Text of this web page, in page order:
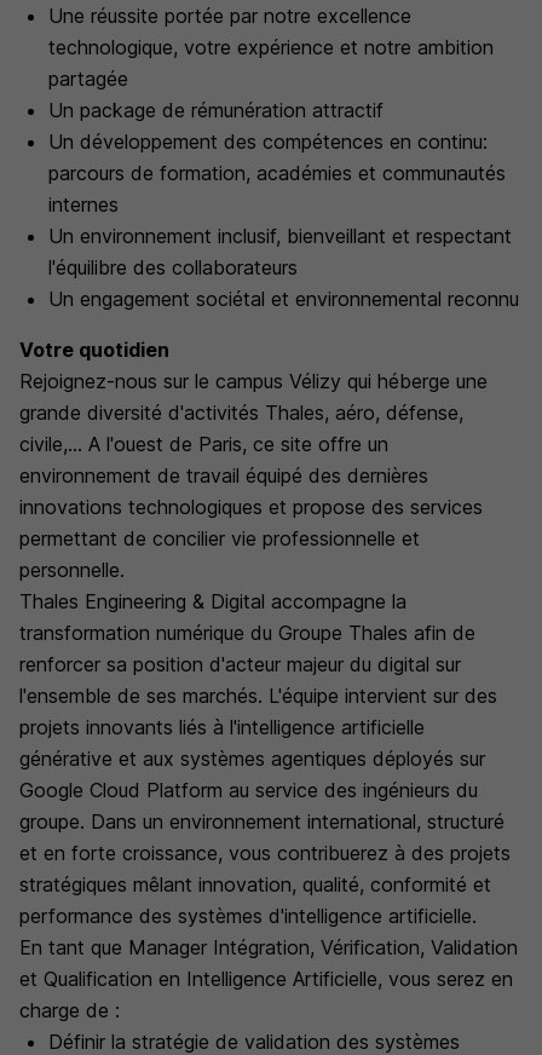
Une réussite portée par notre excellence
technologique, votre expérience et notre ambition
partagée
Un package de rémunération attractif
Un développement des compétences en continu:
parcours de formation, académies et communautés
internes
Un environnement inclusif, bienveillant et respectant
l'équilibre des collaborateurs
Un engagement sociétal et environnemental reconnu
Votre quotidien
Rejoignez-nous sur le campus Vélizy qui héberge une
grande diversité d'activités Thales, aéro, défense,
civile,... A l'ouest de Paris, ce site offre un
environnement de travail équipé des dernières
innovations technologiques et propose des services
permettant de concilier vie professionnelle et
personnelle.
Thales Engineering & Digital accompagne la
transformation numérique du Groupe Thales afin de
renforcer sa position d'acteur majeur du digital sur
l'ensemble de ses marchés. L'équipe intervient sur des
projets innovants liés à l'intelligence artificielle
générative et aux systèmes agentiques déployés sur
Google Cloud Platform au service des ingénieurs du
groupe. Dans un environnement international, structuré
et en forte croissance, vous contribuerez à des projets
stratégiques mêlant innovation, qualité, conformité et
performance des systèmes d'intelligence artificielle.
En tant que Manager Intégration, Vérification, Validation
et Qualification en Intelligence Artificielle, vous serez en
charge de :
Définir la stratégie de validation des systèmes